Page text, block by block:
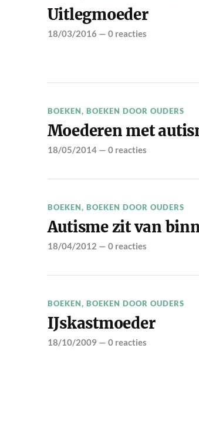
Uitlegmoeder
18/03/2016— 0 reacties
BOEKEN, BOEKEN DOOR OUDERS
Moederen met
18/05/2014— 0 reacties
BOEKEN, BOEKEN DOOR OUDERS
Autisme zit van
18/04/2012 — 0 reacties
BOEKEN, BOEKEN DOOR OUDERS
IJskastmoeder
18/10/2009— 0 reacties